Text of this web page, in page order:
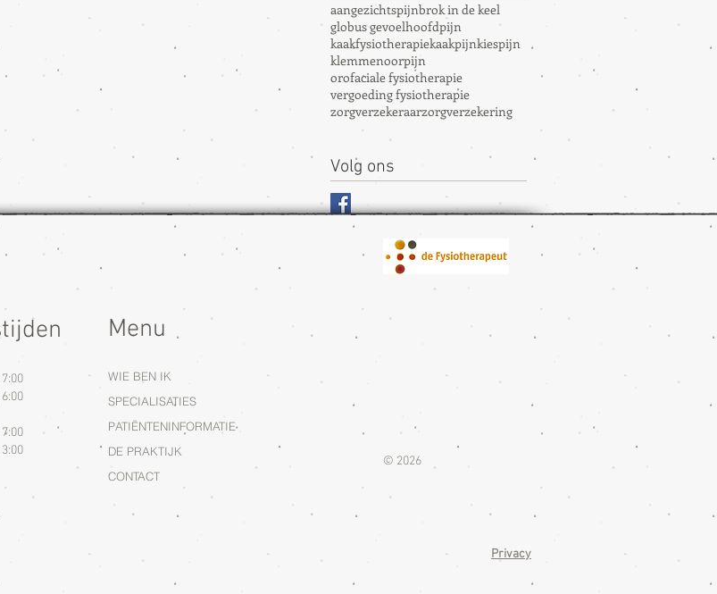
aangezichtspijnbrok in de keel
globus gevoelhoofdpijn
kaakfysiotherapiekaakpijnkiespijn
klemmenoorpijn
orofaciale fysiotherapie
vergoeding fysiotherapie
zorgverzekeraarzorgverzekering
Volg ons
Menu
WIE BEN IK
SPECIALISATIES
PATIËNTENINFORMATIE
DE PRAKTIJK
CONTACT
© 2026
Privacy